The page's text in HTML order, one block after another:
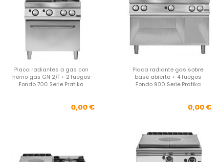
Placa radiantes a gas con
horno gas GN 2/1 + 2 fuegos
Fondo 700 Serie Pratika
Precio
0,00 €
Placa radiante gas sobre
base abierta + 4 fuegos
Fondo 900 Serie Pratika
0,00 €